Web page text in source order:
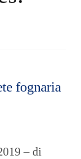
fognaria
– di